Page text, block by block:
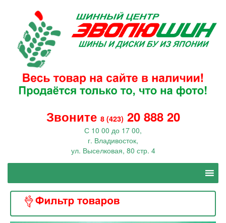
Звоните 8 (423) 20 888 20
С 10 00 до 17 00,
г. Владивосток,
ул. Выселковая, 80 стр. 4